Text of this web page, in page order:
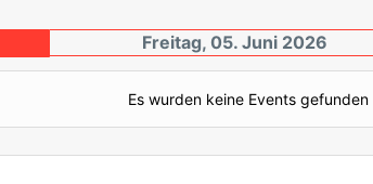
Freitag, 05. Juni 2026
Es wurden keine Events gefunden